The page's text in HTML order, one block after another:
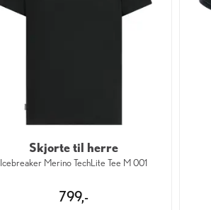
Skjorte til herre
Icebreaker Merino TechLite Tee M 001
799,-